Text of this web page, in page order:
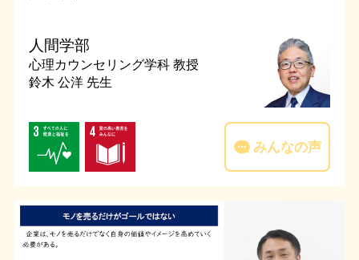
人間学部
心理カウンセリング学科 教授
鈴木 公洋 先生
みんなの声